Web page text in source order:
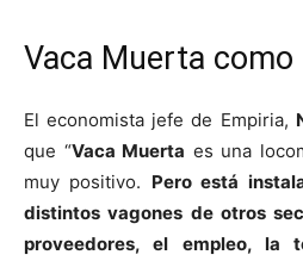
Vaca Muerta
El economista jefe de Empiria,
que “Vaca Muerta es una
muy positivo. Pero está
distintos vagones de otros
proveedores, el empleo, la